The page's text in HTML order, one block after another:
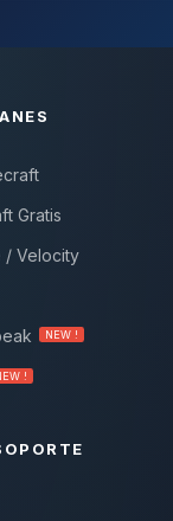
Gratis
/ Velocity
NEW !
!